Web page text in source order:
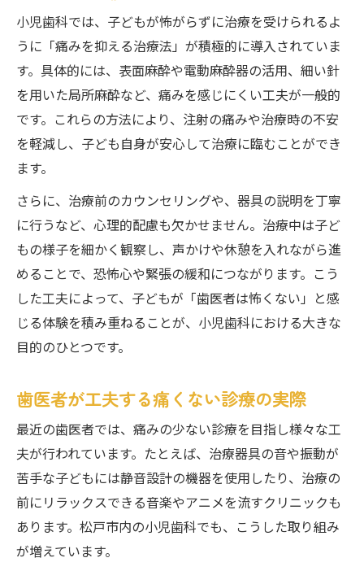
小児歯科では、子どもが怖がらずに治療を受けられるよ
うに「痛みを抑える治療法」が積極的に導入されていま
す。具体的には、表面麻酔や電動麻酔器の活用、細い針
を用いた局所麻酔など、痛みを感じにくい工夫が一般的
です。これらの方法により、注射の痛みや治療時の不安
を軽減し、子ども自身が安心して治療に臨むことができ
ます。
さらに、治療前のカウンセリングや、器具の説明を丁寧
に行うなど、心理的配慮も欠かせません。治療中は子ど
もの様子を細かく観察し、声かけや休憩を入れながら進
めることで、恐怖心や緊張の緩和につながります。こう
した工夫によって、子どもが「歯医者は怖くない」と感
じる体験を積み重ねることが、小児歯科における大きな
目的のひとつです。
歯医者が工夫する痛くない診療の実際
最近の歯医者では、痛みの少ない診療を目指し様々な工
夫が行われています。たとえば、治療器具の音や振動が
苦手な子どもには静音設計の機器を使用したり、治療の
前にリラックスできる音楽やアニメを流すクリニックも
あります。松戸市内の小児歯科でも、こうした取り組み
が増えています。